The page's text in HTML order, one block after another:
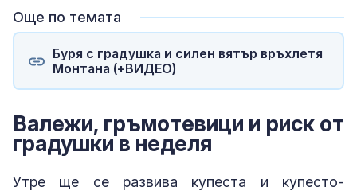
Още по темата
Буря с градушка и силен вятър връхлетя
Монтана (+ВИДЕО)
Валежи, гръмотевици и риск от
градушки в неделя
Утре ще се развива купеста и купесто-